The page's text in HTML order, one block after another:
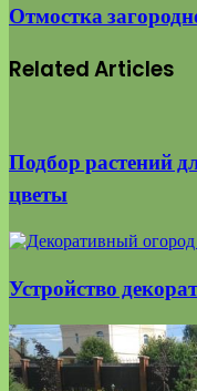
Отмостка
Related Articles
Подбор растений
цветы
Устройство